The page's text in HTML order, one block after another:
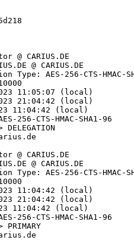
CARIUS.DE
@ CARIUS.DE
Type: AES-256-CTS-HMAC-
11:05:07 (local)
21:04:42 (local)
11:04:42 (local)
256-CTS-HMAC-SHA1-96
DELEGATION
CARIUS.DE
@ CARIUS.DE
Type: AES-256-CTS-HMAC-
11:04:42 (local)
21:04:42 (local)
11:04:42 (local)
256-CTS-HMAC-SHA1-96
PRIMARY